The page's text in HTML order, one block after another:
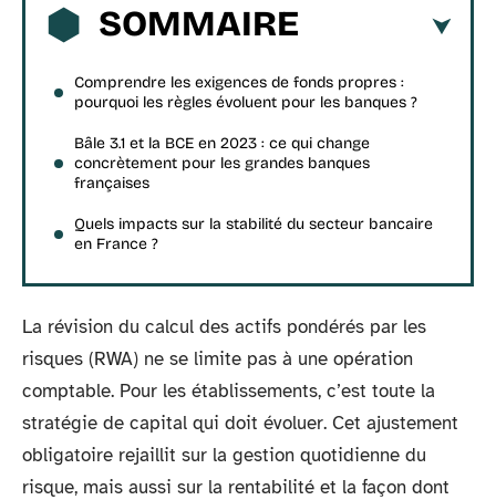
SOMMAIRE
Comprendre les exigences de fonds propres :
pourquoi les règles évoluent pour les banques ?
Bâle 3.1 et la BCE en 2023 : ce qui change
concrètement pour les grandes banques
françaises
Quels impacts sur la stabilité du secteur bancaire
en France ?
La révision du calcul des actifs pondérés par les
risques (RWA) ne se limite pas à une opération
comptable. Pour les établissements, c’est toute la
stratégie de capital qui doit évoluer. Cet ajustement
obligatoire rejaillit sur la gestion quotidienne du
risque, mais aussi sur la rentabilité et la façon dont